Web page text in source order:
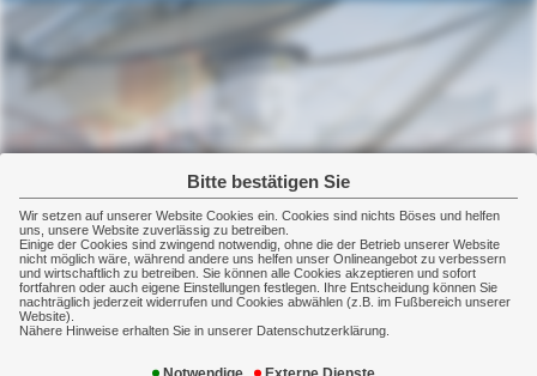
Bitte bestätigen Sie
Wir setzen auf unserer Website Cookies ein. Cookies sind nichts Böses und helfen
uns, unsere Website zuverlässig zu betreiben.
Einige der Cookies sind zwingend notwendig, ohne die der Betrieb unserer Website
nicht möglich wäre, während andere uns helfen unser Onlineangebot zu verbessern
und wirtschaftlich zu betreiben. Sie können alle Cookies akzeptieren und sofort
fortfahren oder auch eigene Einstellungen festlegen. Ihre Entscheidung können Sie
nachträglich jederzeit widerrufen und Cookies abwählen (z.B. im Fußbereich unserer
Website).
Nähere Hinweise erhalten Sie in unserer Datenschutzerklärung.